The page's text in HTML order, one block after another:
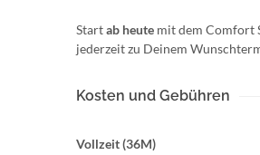
Startab heute mit dem Comfort
jederzeit zu Deinem
Kosten und Gebühren
Vollzeit (36M)